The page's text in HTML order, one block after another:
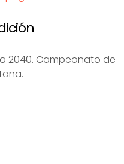
2040. Campeonato de